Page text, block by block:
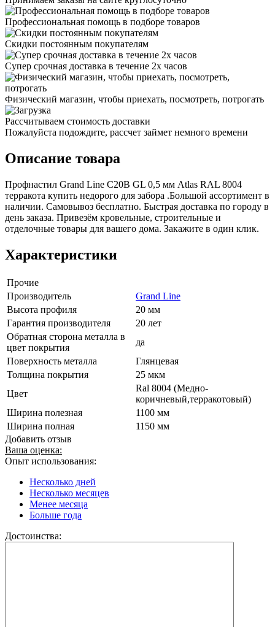
Профессиональная помощь в подборе товаров
Скидки постоянным покупателям
Супер срочная доставка в течение 2х часов
Физический магазин, чтобы приехать, посмотреть, потрогать
Рассчитываем стоимость доставки
Пожалуйста подождите, рассчет займет немного времени
Описание товара
Профнастил Grand Line С20В GL 0,5 мм Atlas RAL 8004
терракота купить недорого для забора .Большой ассортимент в
наличии. Самовывоз бесплатно. Быстрая доставка по городу в
день заказа. Привезём кровельные, строительные и
отделочные товары для вашего дома. Закажите в один клик.
Характеристики
Прочие
Производитель
Grand Line
Высота профиля
20 мм
Гарантия производителя
20 лет
Обратная сторона металла в
цвет покрытия
да
Поверхность металла
Глянцевая
Толщина покрытия
25 мкм
Цвет
Ral 8004 (Медно-
коричневый,терракотовый)
Ширина полезная
1100 мм
Ширина полная
1150 мм
Добавить отзыв
Ваша оценка:
Опыт использования:
Несколько дней
Несколько месяцев
Менее месяца
Больше года
Достоинства: